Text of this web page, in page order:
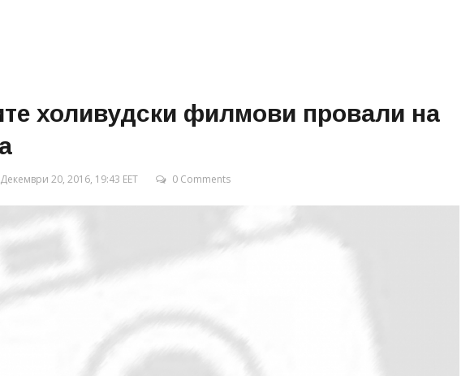
холивудски филмови провали на
Декември 20, 2016, 19:43 EET 0 Comments